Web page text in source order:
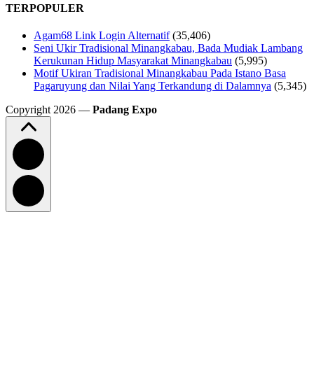
TERPOPULER
Agam68 Link Login Alternatif (35,406)
Seni Ukir Tradisional Minangkabau, Bada Mudiak Lambang
Kerukunan Hidup Masyarakat Minangkabau (5,995)
Motif Ukiran Tradisional Minangkabau Pada Istano Basa
Pagaruyung dan Nilai Yang Terkandung di Dalamnya (5,345)
Copyright 2026 — Padang Expo